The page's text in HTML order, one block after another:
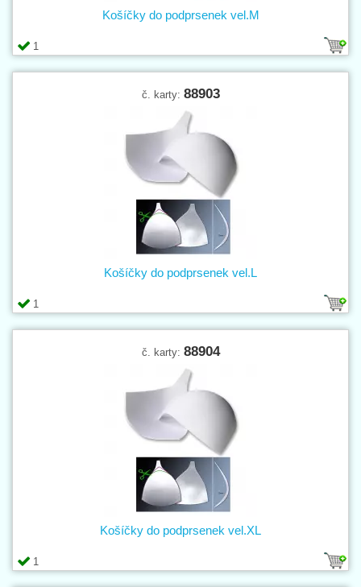
1
Košíčky do podprsenek vel.M
č. karty: 88903
1
Košíčky do podprsenek vel.L
č. karty: 88904
1
Košíčky do podprsenek vel.XL